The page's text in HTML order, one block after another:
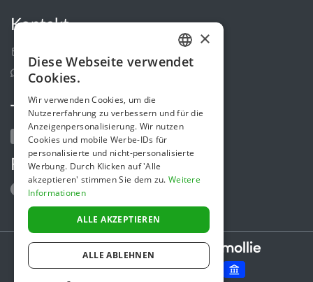
Kontakt
Support Center
Teile uns
Folge uns
Secure payments powered by
GERMAN
×
Diese Webseite verwendet
Cookies.
Wir verwenden Cookies, um die
Nutzererfahrung zu verbessern und für die
Anzeigenpersonalisierung. Wir nutzen
Cookies und mobile Werbe-IDs für
personalisierte und nicht-personalisierte
Werbung. Durch Klicken auf 'Alle
akzeptieren' stimmen Sie dem zu. Weitere
Informationen
ALLE AKZEPTIEREN
ALLE ABLEHNEN